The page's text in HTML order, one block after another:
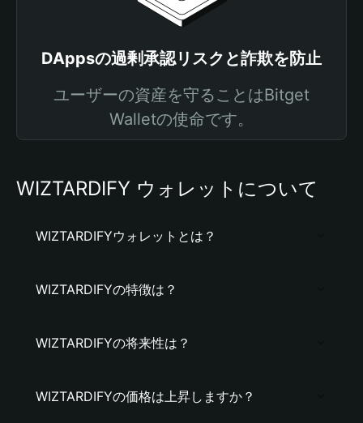
DAppsの過剰承認リスクと詐欺を防止
ユーザーの資産を守ることはBitget
Walletの使命です。
WIZTARDIFY ウォレットについて
WIZTARDIFYウォレットとは？
WIZTARDIFYの特徴は？
WIZTARDIFYの将来性は？
WIZTARDIFYの価格は上昇しますか？